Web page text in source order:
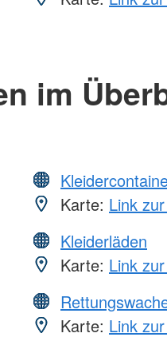
im
Karte: Link
Kleiderläden
Karte: Link
Karte: Link